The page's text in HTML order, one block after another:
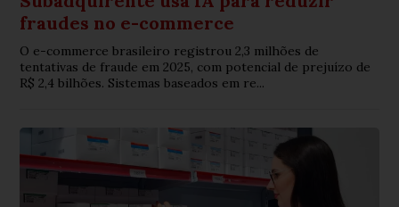
fraudes no e-commerce
O e-commerce brasileiro registrou 2,3 milhões de
tentativas de fraude em 2025, com potencial de prejuízo de
R$ 2,4 bilhões. Sistemas baseados em re...